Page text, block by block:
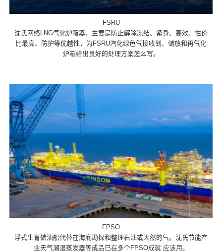
FSRU
沈氏网络LNG气化炉箱器，主要是防止解除冻结、紧身、高效、性价
比最高、防护等优越性，为FSRU汽化绿色气接收到、储放和再气化
炉箱给出良好的处理方案怎么写。
FPSO
浮式生育储油船代替在海底勘探和整理石油或天然的气。沈氏节能产
业天气潮湿蒸发器等成品已在多个FPSO成就 应该用。